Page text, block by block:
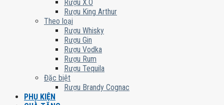
Rượu X.O
Rượu King Arthur
Theo loại
Rượu Whisky
Rượu Gin
Rượu Vodka
Rượu Rum
Rượu Tequila
Đặc biệt
Rượu Brandy Cognac
PHỤ KIỆN